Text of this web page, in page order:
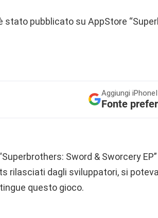
stato pubblicato su AppStore
Aggiungi
Fonte
Sword & Sworcery
rilasciati dagli sviluppatori, si
questo gioco.